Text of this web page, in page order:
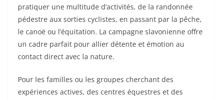
pratiquer une multitude d’activités, de la randonnée
pédestre aux sorties cyclistes, en passant par la pêche,
le canoë ou l’équitation. La campagne slavonienne offre
un cadre parfait pour allier détente et émotion au
contact direct avec la nature.
Pour les familles ou les groupes cherchant des
expériences actives, des centres équestres et des